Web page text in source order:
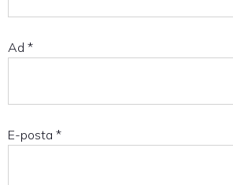
Ad *
E-posta *